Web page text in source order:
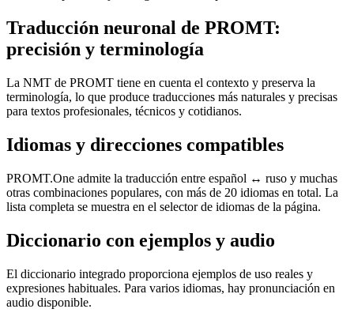
Traducción neuronal de PROMT:
precisión y terminología
La NMT de PROMT tiene en cuenta el contexto y preserva la
terminología, lo que produce traducciones más naturales y precisas
para textos profesionales, técnicos y cotidianos.
Idiomas y direcciones compatibles
PROMT.One admite la traducción entre español ↔ ruso y muchas
otras combinaciones populares, con más de 20 idiomas en total. La
lista completa se muestra en el selector de idiomas de la página.
Diccionario con ejemplos y audio
El diccionario integrado proporciona ejemplos de uso reales y
expresiones habituales. Para varios idiomas, hay pronunciación en
audio disponible.